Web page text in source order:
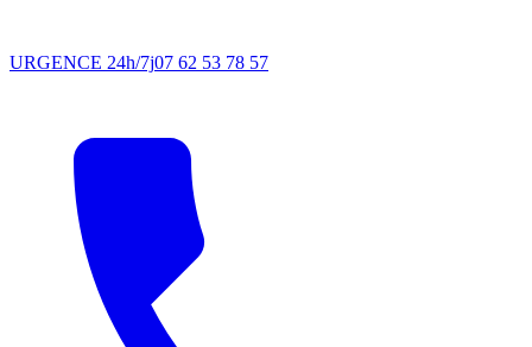
URGENCE 24h/7j07 62 53 78 57